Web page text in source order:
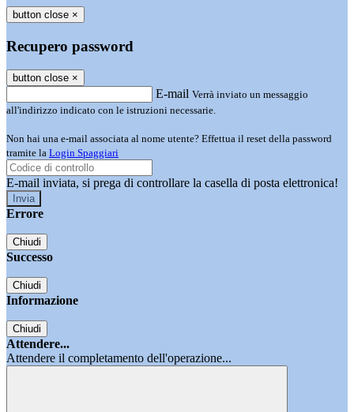
button close ×
Recupero password
button close ×
E-mail Verrà inviato un messaggio
all'indirizzo indicato con le istruzioni necessarie.
Non hai una e-mail associata al nome utente? Effettua il reset della password
tramite la Login Spaggiari
E-mail inviata, si prega di controllare la casella di posta elettronica!
Errore
Chiudi
Successo
Chiudi
Informazione
Chiudi
Attendere...
Attendere il completamento dell'operazione...